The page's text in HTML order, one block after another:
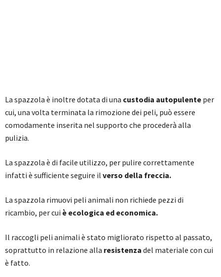
La spazzola è inoltre dotata di una custodia autopulente per
cui, una volta terminata la rimozione dei peli, può essere
comodamente inserita nel supporto che procederà alla
pulizia.
La spazzola è di facile utilizzo, per pulire correttamente
infatti è sufficiente seguire il verso della freccia.
La spazzola rimuovi peli animali non richiede pezzi di
ricambio, per cui è ecologica ed economica.
Il raccogli peli animali è stato migliorato rispetto al passato,
soprattutto in relazione alla resistenza del materiale con cui
è fatto.